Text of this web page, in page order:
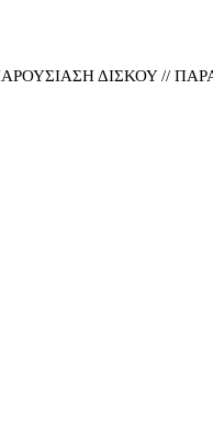
ΠΑΡΟΥΣΙΑΣΗ ΔΙΣΚΟΥ //